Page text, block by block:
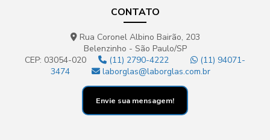
CONTATO
Rua Coronel Albino Bairão, 203
Belenzinho - São Paulo/SP
CEP: 03054-020
(11) 2790-4222
(11) 94071-
3474
laborglas@laborglas.com.br
Envie sua mensagem!